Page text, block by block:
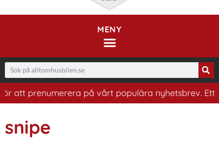
MENY
prenumerera på vårt populära nyhetsbrev. Ett
snipe